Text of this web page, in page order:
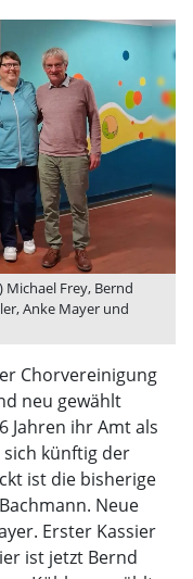
Frey, Bernd
Anke Mayer und
Chorvereinigung
neu gewählt
Jahren ihr Amt als
künftig der
ist die bisherige
Neue
Erster Kassier
ist jetzt Bernd